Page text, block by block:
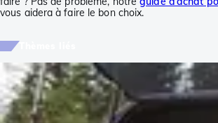
vous aidera à faire le bon choix.